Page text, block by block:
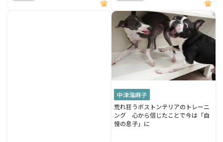
中津海麻子
荒れ狂うボストンテリアのトレーニ
ング 心から信じたことで今は「自
慢の息子」に